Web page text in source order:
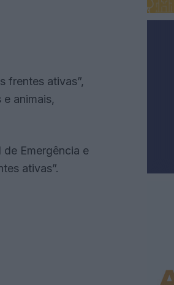
frentes ativas”,
animais,
Emergência e
ativas”.